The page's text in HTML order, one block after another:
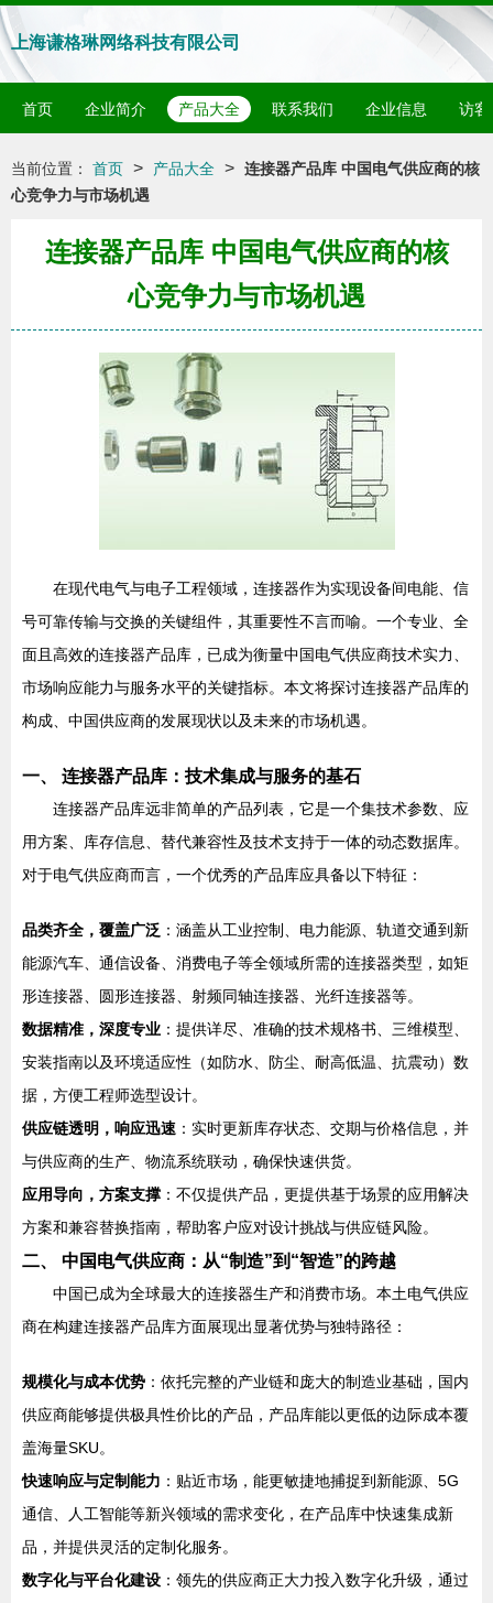
上海谦格琳网络科技有限公司
首页 企业简介 产品大全 联系我们 企业信息 访客
当前位置： 首页 > 产品大全 > 连接器产品库 中国电气供应商的核
心竞争力与市场机遇
连接器产品库 中国电气供应商的核
心竞争力与市场机遇
在现代电气与电子工程领域，连接器作为实现设备间电能、信
号可靠传输与交换的关键组件，其重要性不言而喻。一个专业、全
面且高效的连接器产品库，已成为衡量中国电气供应商技术实力、
市场响应能力与服务水平的关键指标。本文将探讨连接器产品库的
构成、中国供应商的发展现状以及未来的市场机遇。
一、 连接器产品库：技术集成与服务的基石
连接器产品库远非简单的产品列表，它是一个集技术参数、应
用方案、库存信息、替代兼容性及技术支持于一体的动态数据库。
对于电气供应商而言，一个优秀的产品库应具备以下特征：
品类齐全，覆盖广泛 ：涵盖从工业控制、电力能源、轨道交通到新
能源汽车、通信设备、消费电子等全领域所需的连接器类型，如矩
形连接器、圆形连接器、射频同轴连接器、光纤连接器等。
数据精准，深度专业 ：提供详尽、准确的技术规格书、三维模型、
安装指南以及环境适应性（如防水、防尘、耐高低温、抗震动）数
据，方便工程师选型设计。
供应链透明，响应迅速 ：实时更新库存状态、交期与价格信息，并
与供应商的生产、物流系统联动，确保快速供货。
应用导向，方案支撑 ：不仅提供产品，更提供基于场景的应用解决
方案和兼容替换指南，帮助客户应对设计挑战与供应链风险。
二、 中国电气供应商：从“制造”到“智造”的跨越
中国已成为全球最大的连接器生产和消费市场。本土电气供应
商在构建连接器产品库方面展现出显著优势与独特路径：
规模化与成本优势 ：依托完整的产业链和庞大的制造业基础，国内
供应商能够提供极具性价比的产品，产品库能以更低的边际成本覆
盖海量SKU。
快速响应与定制能力 ：贴近市场，能更敏捷地捕捉到新能源、5G
通信、人工智能等新兴领域的需求变化，在产品库中快速集成新
品，并提供灵活的定制化服务。
数字化与平台化建设 ：领先的供应商正大力投入数字化升级，通过